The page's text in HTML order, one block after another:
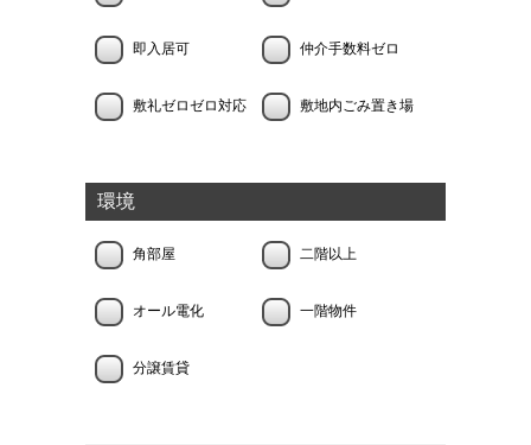
即入居可 仲介手数料ゼロ
敷礼ゼロゼロ対応 敷地内ごみ置き場
環境
角部屋 二階以上
オール電化 一階物件
分譲賃貸